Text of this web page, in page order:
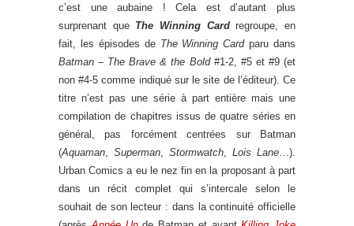
c’est une aubaine ! Cela est d’autant plus
surprenant que The Winning Cardregroupe, en
fait, les épisodes de The Winning Cardparu dans
Batman – The Brave & the Bold#1-2, #5 et #9 (et
non #4-5 comme indiqué sur le site de l’éditeur). Ce
titre n’est pas une série à part entière mais une
compilation de chapitres issus de quatre séries en
général, pas forcément centrées sur Batman
(Aquaman Superman Stormwatch Lois Lane …).
Urban Comics a eu le nez fin en la proposant à part
dans un récit complet qui s’intercale selon le
souhait de son lecteur : dans la continuité officielle